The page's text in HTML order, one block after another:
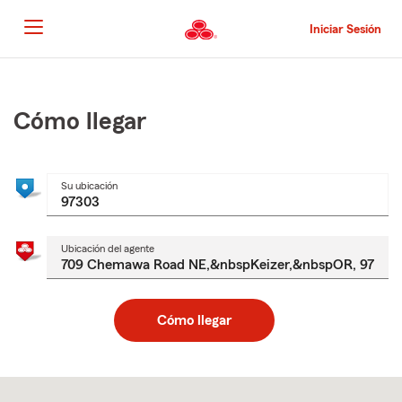
al
contenido
principal
Iniciar Sesión
principal
Cómo llegar
Su ubicación
Ubicación del agente
Cómo llegar
to